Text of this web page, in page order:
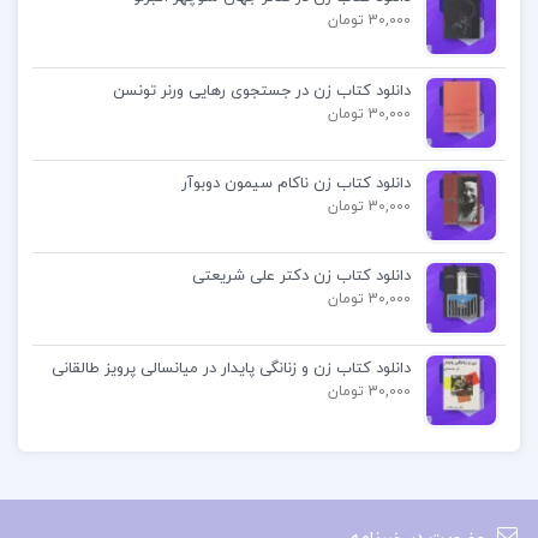
کتاب را لذت‌بخش می‌کند.
فهرست مطالب کتاب قدرت آزادی نیروی راستین
لیبرالیسم پل استار :
فصل اول : لیبرالیسم و نظام قدرت
فصل دوم : قدرت و آزادی
فصل سوم : وانهادن خلاق کشورداری لیبرال
فصل چهارم : ایجاد و مهار قدرت آمریکا
فصل پنجم : نظم کلاسیک
و…
30,000 تومان
دانلود کتاب زن در جستجوی رهایی ورنر تونسن
30,000 تومان
دانلود کتاب زن ناکام سیمون دوبوآر
30,000 تومان
دانلود کتاب زن دکتر علی شریعتی
30,000 تومان
دانلود کتاب زن و زنانگی پایدار در میانسالی پرویز طالقانی
30,000 تومان